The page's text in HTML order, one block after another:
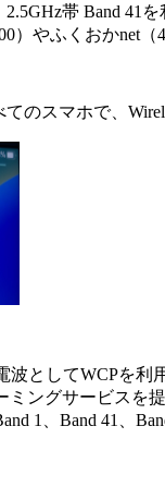
2.5GHz帯 Band 41
）やふくおかnet
のスマホで、
としてWCPを利
ミングサービスを
1、Band 41、